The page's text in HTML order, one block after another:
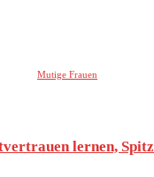
Mutige Frauen
lernen,